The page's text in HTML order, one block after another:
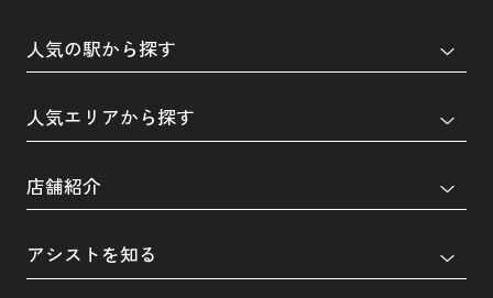
人気の駅から探す
人気エリアから探す
店舗紹介
アシストを知る